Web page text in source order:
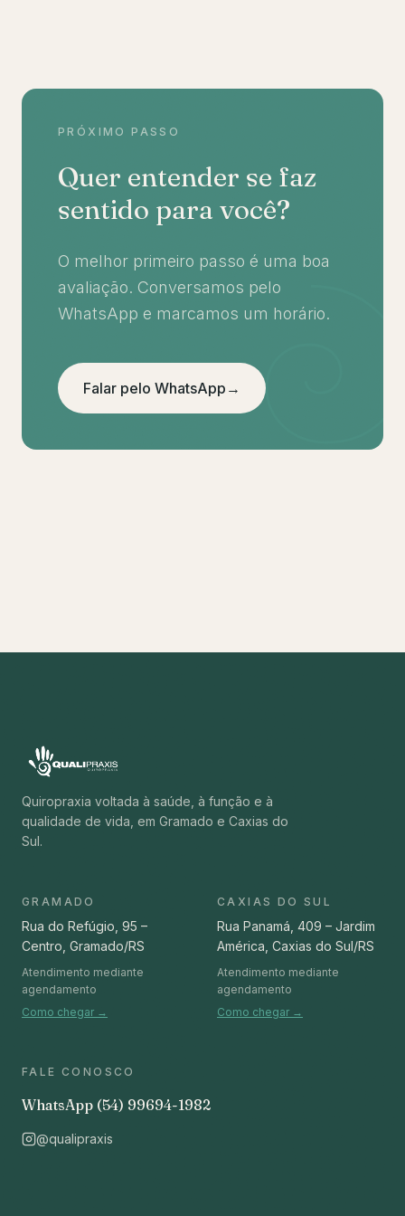
PRÓXIMO PASSO
Quer entender se faz
sentido para você?
O melhor primeiro passo é uma boa
avaliação. Conversamos pelo
WhatsApp e marcamos um horário.
Falar pelo WhatsApp →
Quiropraxia voltada à saúde, à função e à
qualidade de vida, em Gramado e Caxias do
Sul.
GRAMADO
Rua do Refúgio, 95 –
Centro, Gramado/RS
Atendimento mediante
agendamento
Como chegar →
CAXIAS DO SUL
Rua Panamá, 409 – Jardim
América, Caxias do Sul/RS
Atendimento mediante
agendamento
Como chegar →
FALE CONOSCO
WhatsApp (54) 99694-1982
@qualipraxis